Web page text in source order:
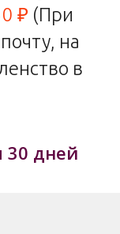
₽ (При
на
в
30 дней